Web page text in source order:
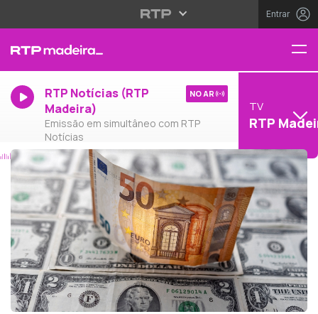
Entrar
RTP Notícias (RTP
Madeira)
Emissão em simultâneo com RTP
Notícias
NO AR
TV
RTP